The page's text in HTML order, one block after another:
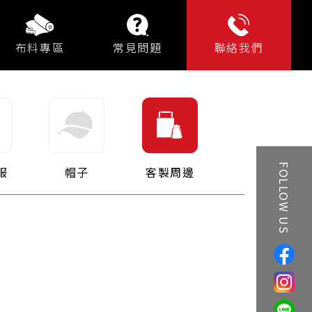
布料專區 常見問題 聯絡我們
帽子 客製周邊